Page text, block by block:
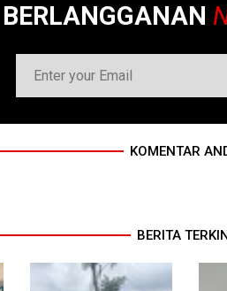
BERLANGGANAN
KOMENTAR
BERITA